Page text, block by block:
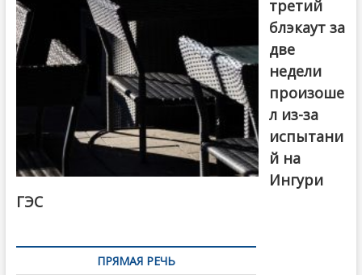
третий
блэкаут за
две
недели
произоше
л из-за
испытани
й на
Ингури
ГЭС
ПРЯМАЯ РЕЧЬ